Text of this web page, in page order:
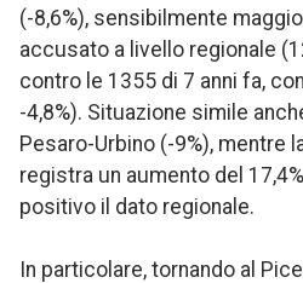
(-8,6%), sensibilmente
accusato a livello regionale
contro le 1355 di 7 anni fa,
-4,8%). Situazione simile
Pesaro-Urbino (-9%), mentre
registra un aumento del
positivo il dato regionale.
In particolare, tornando al